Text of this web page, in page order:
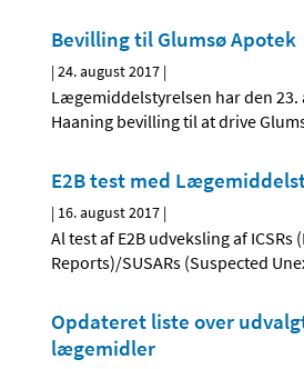
Bevilling til Glumsø Apotek
|24. august 2017 |
Lægemiddelstyrelsen har den 23.
Haaning bevilling til at drive
E2B test med
| 16. august 2017 |
Al test af E2B udveksling af
Reports)/SUSARs (Suspected
Opdateret liste over
lægemidler